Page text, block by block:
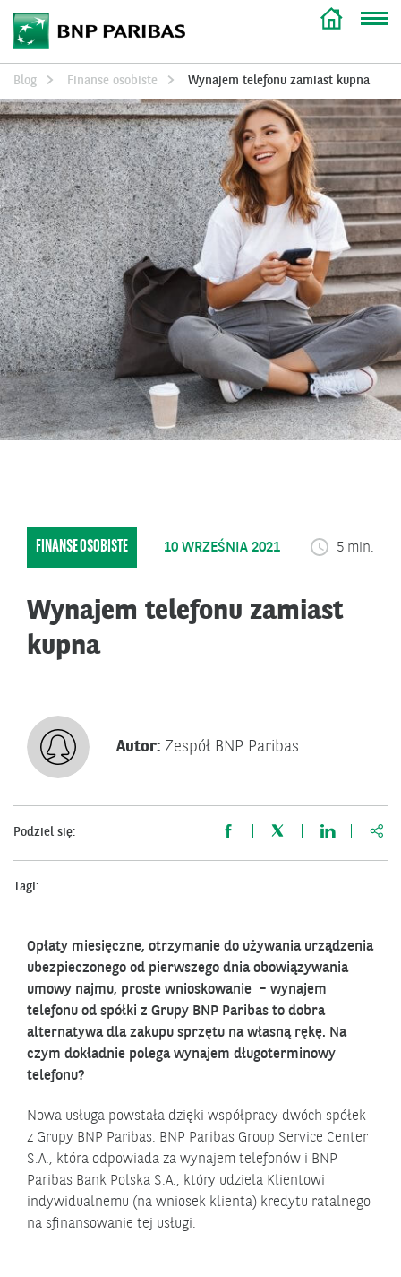
Blog Finanse osobiste Wynajem telefonu zamiast kupna
FINANSE OSOBISTE 10 WRZEŚNIA 2021 5 min.
Wynajem telefonu zamiast
kupna
Autor: Zespół BNP Paribas
Tagi:
Podziel się:
Opłaty miesięczne, otrzymanie do używania urządzenia
ubezpieczonego od pierwszego dnia obowiązywania
umowy najmu, proste wnioskowanie – wynajem
telefonu od spółki z Grupy BNP Paribas to dobra
alternatywa dla zakupu sprzętu na własną rękę. Na
czym dokładnie polega wynajem długoterminowy
telefonu?
Nowa usługa powstała dzięki współpracy dwóch spółek
z Grupy BNP Paribas: BNP Paribas Group Service Center
S.A., która odpowiada za wynajem telefonów i BNP
Paribas Bank Polska S.A., który udziela Klientowi
indywidualnemu (na wniosek klienta) kredytu ratalnego
na sfinansowanie tej usługi.